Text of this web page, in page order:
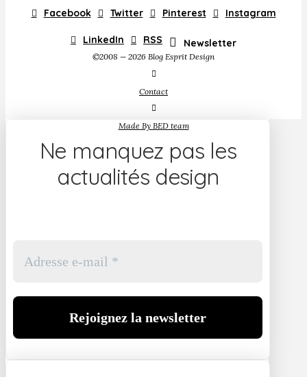
Facebook Twitter Pinterest Instagram
LinkedIn RSS Newsletter
©2008 — 2026 Blog Esprit Design
Contact
Made By BED team
Ne manquez pas les
actualités design